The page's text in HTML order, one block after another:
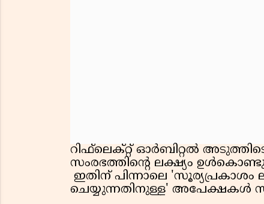
റിഫ്‌ലെക്റ്റ് ഓര്‍ബിറ്റല്‍
സംരഭത്തിന്റെ ലക്ഷ്യം
ഇതിന് പിന്നാലെ
ചെയ്യുന്നതിനുള്ള' അപേക്ഷകള്‍